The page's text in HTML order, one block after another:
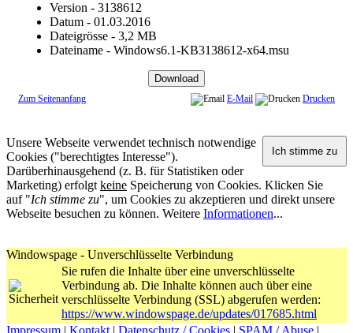
Version - 3138612
Datum - 01.03.2016
Dateigrösse - 3,2 MB
Dateiname - Windows6.1-KB3138612-x64.msu
Zum Seitenanfang E-Mail Drucken
Unsere Webseite verwendet technisch notwendige
Cookies ("berechtigtes Interesse").
Darüberhinausgehend (z. B. für Statistiken oder
Marketing) erfolgt keine Speicherung von Cookies. Klicken Sie
auf "Ich stimme zu", um Cookies zu akzeptieren und direkt unsere
Webseite besuchen zu können. Weitere Informationen...
Windowspage - Unverschlüsselte Verbindung
Sie rufen die Inhalte über eine unverschlüsselte
Verbindung ab. Die Inhalte können auch über eine
verschlüsselte Verbindung (SSL) abgerufen werden:
https://www.windowspage.de/updates/017685.html
Impressum | Kontakt | Datenschutz / Cookies | SPAM / Abuse |